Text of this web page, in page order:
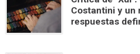
Costantini y un
respuestas